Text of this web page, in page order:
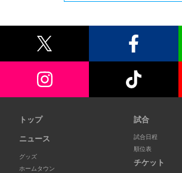
トップ
ニュース
グッズ
ホームタウン
試合
試合日程
順位表
チケット